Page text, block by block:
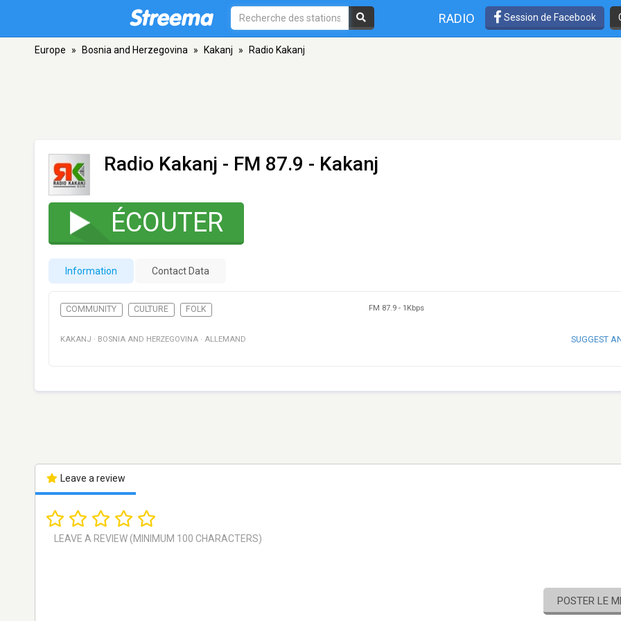
RADIO Session de Facebook
Europe » Bosnia and Herzegovina » Kakanj » Radio Kakanj
Radio Kakanj - FM 87.9 - Kakanj
ÉCOUTER
Information Contact Data
COMMUNITY CULTURE FOLK FM 87.9 - 1Kbps
KAKANJ · BOSNIA AND HERZEGOVINA · ALLEMAND SUGGEST
Leave a review
POSTER LE